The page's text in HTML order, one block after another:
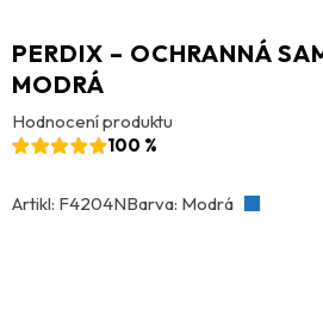
PERDIX – OCHRANNÁ
MODRÁ
Hodnocení produktu
100 %
Artikl: F4204NBarva: Modrá